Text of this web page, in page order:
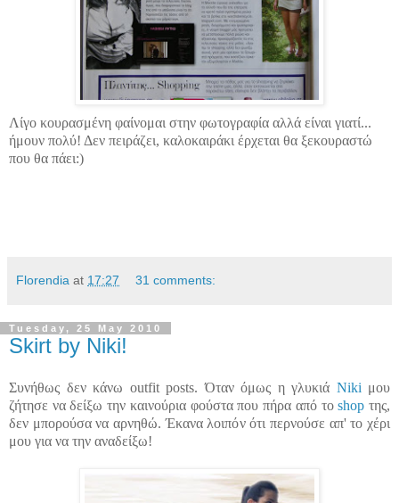
Λίγο κουρασμένη φαίνομαι στην φωτογραφία αλλά είναι γιατί...
ήμουν πολύ! Δεν πειράζει, καλοκαιράκι έρχεται θα ξεκουραστώ
που θα πάει:)
Florendia at 17:27 31 comments:
Tuesday, 25 May 2010
Skirt by Niki!
Συνήθως δεν κάνω outfit posts. Όταν όμως η γλυκιά Niki μου
ζήτησε να δείξω την καινούρια φούστα που πήρα από τοshopτης,
δεν μπορούσα να αρνηθώ. Έκανα λοιπόν ότι περνούσε απ' το χέρι
μου για να την αναδείξω!